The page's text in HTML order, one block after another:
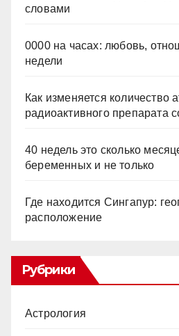
словами
0000 на часах: любовь,
недели
Как изменяется количество
радиоактивного препарата
40 недель это сколько
беременных и не только
Где находится Сингапур:
расположение
Рубрики
Астрология